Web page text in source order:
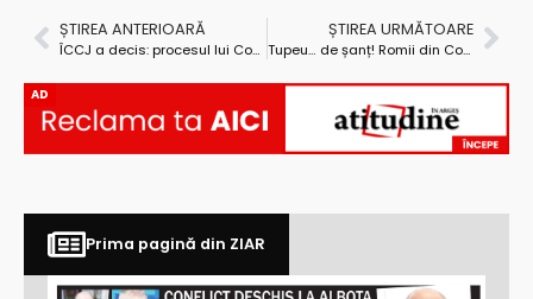
ȘTIREA ANTERIOARĂ
ÎCCJ a decis: procesul lui Constantin Nicolescu se va rejudeca!
ȘTIREA URMĂTOARE
Tupeu… de șanț! Romii din Costești au încercat să bage în insolvență 10 primării!
AD
Prima pagină din ZIAR